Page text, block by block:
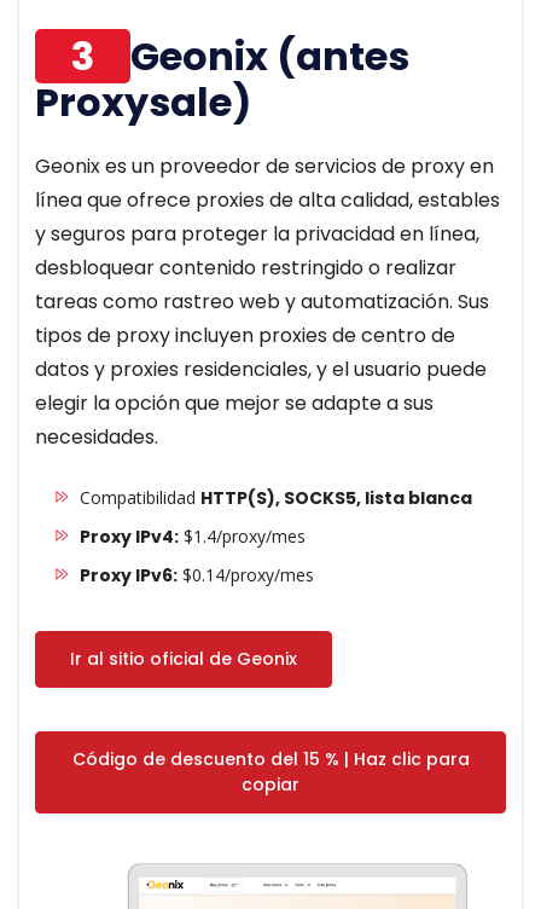
3
Geonix (antes
Proxysale)
Geonix es un proveedor de servicios de proxy en
línea que ofrece proxies de alta calidad, estables
y seguros para proteger la privacidad en línea,
desbloquear contenido restringido o realizar
tareas como rastreo web y automatización. Sus
tipos de proxy incluyen proxies de centro de
datos y proxies residenciales, y el usuario puede
elegir la opción que mejor se adapte a sus
necesidades.
Compatibilidad HTTP(S), SOCKS5, lista blanca
Proxy IPv4:$1.4/proxy/mes
Proxy IPv6:$0.14/proxy/mes
Ir al sitio oficial de Geonix
Código de descuento del 15 % | Haz clic para
copiar